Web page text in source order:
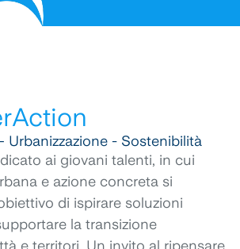
Urbanizzazione - Sostenibilità
ai giovani talenti, in cui
e azione concreta si
di ispirare soluzioni
la transizione
e territori. Un invito al ripensare